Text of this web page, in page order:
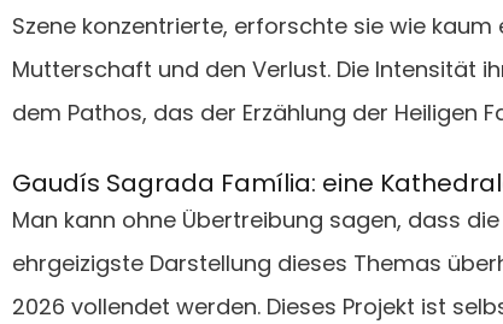
Szene konzentrierte, erforschte sie wie kaum
Mutterschaft und den Verlust. Die Intensität
dem Pathos, das der Erzählung der Heiligen
Gaudís Sagrada Família: eine
Man kann ohne Übertreibung sagen, dass
ehrgeizigste Darstellung dieses Themas
2026 vollendet werden. Dieses Projekt ist